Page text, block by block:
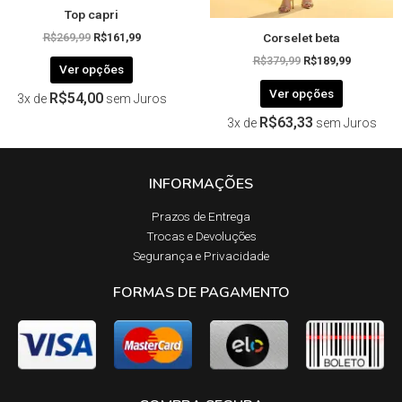
Top capri
R$269,99 R$161,99
Ver opções
produto
3x de R$54,00 sem Juros
Corselet beta
R$379,99 R$189,99
Ver opções
do
3x de R$63,33 sem Juros
INFORMAÇÕES
Prazos de Entrega​
Trocas e Devoluções​
Segurança e Privacidade
FORMAS DE PAGAMENTO